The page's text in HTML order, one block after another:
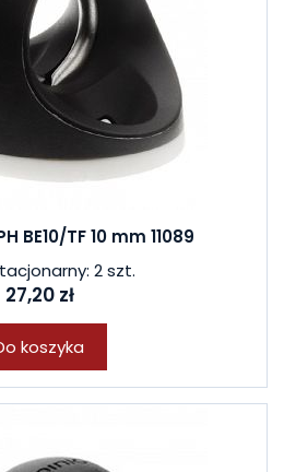
BE10/TF 10 mm 11089
2 szt.
27,20 zł
koszyka